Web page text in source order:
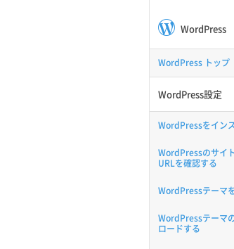
WordPress
WordPress トップ
WordPress設定
WordPressをイン
WordPressのサイ
URLを確認する
WordPressテーマ
WordPressテーマ
ロードする